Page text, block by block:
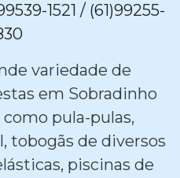
1521 / (61)99255-
variedade de
em Sobradinho
como pula-pulas,
tobogãs de diversos
piscinas de